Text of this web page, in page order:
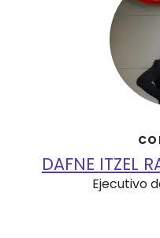
DAFNE ITZEL
Ejecutivo